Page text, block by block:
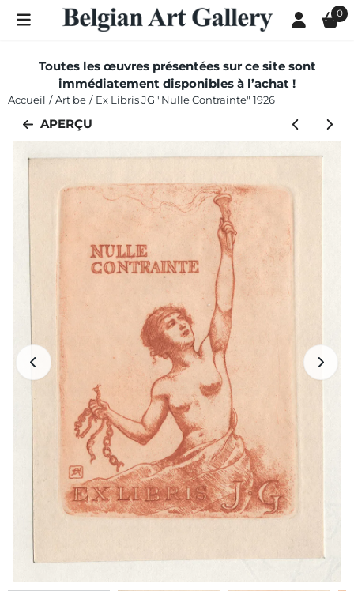
Les préférences de cookies sont actuellement fermées. 0
Toutes les œuvres présentées sur ce site sont
immédiatement disponibles à l’achat !
Accueil / Art be / Ex Libris JG "Nulle Contrainte" 1926
APERÇU